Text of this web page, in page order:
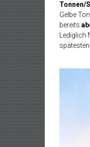
Tonnen/
Gelbe
bereits